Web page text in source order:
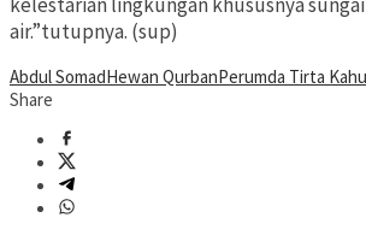
air.”tutupnya. (sup)
Abdul SomadHewan QurbanPerumda Tirta
Share